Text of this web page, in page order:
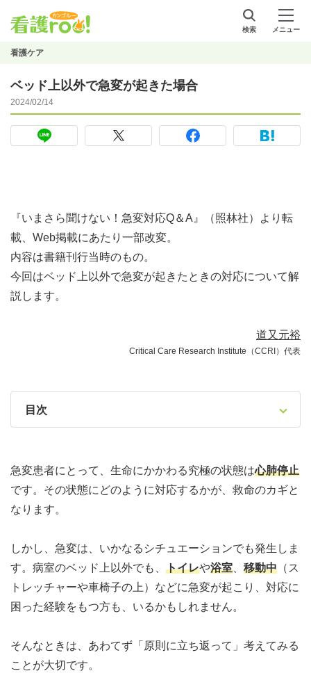
検索 メニュー
看護ケア
ベッド上以外で急変が起きた場合
2024/02/14
『いまさら聞けない！急変対応Q＆A』（照林社）より転
載、Web掲載にあたり一部改変。
内容は書籍刊行当時のもの。
今回はベッド上以外で急変が起きたときの対応について解
説します。
道又元裕
Critical Care Research Institute（CCRI）代表
目次
急変患者にとって、生命にかかわる究極の状態は心肺停止
です。その状態にどのように対応するかが、救命のカギと
なります。
しかし、急変は、いかなるシチュエーションでも発生しま
す。病室のベッド上以外でも、 トイレや浴室 移動中 （ス
トレッチャーや車椅子の上）などに急変が起こり、対応に
困った経験をもつ方も、いるかもしれません。
そんなときは、あわてず「原則に立ち返って」考えてみる
ことが大切です。